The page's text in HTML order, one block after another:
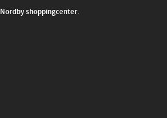
Nordby shoppingcenter.